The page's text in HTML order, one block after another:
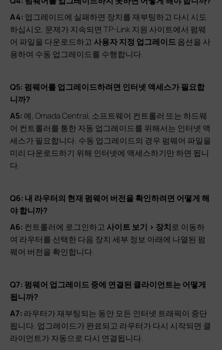
A4: 업그레이드에 실패하면 장치를 재부팅하고 다시 시도
하십시오. 문제가 지속되면 TP-Link 지원 사이트에서 펌웨
어 파일을 다운로드하고 사용자 지정 업그레이드옵션을 사
용하여 수동 업그레이드를 수행합니다.
Q5: 펌웨어를 업그레이드하려면 인터넷 액세스가 필요합
니까?
A5: 예, Omada Central, 소프트웨어 컨트롤러 또는 하드웨
어 컨트롤러를 통한 자동 업그레이드를 위해서는 인터넷 액
세스가 필요합니다. 수동 업그레이드의 경우 펌웨어 파일을
미리 다운로드하기 위해 인터넷에 액세스하기만 하면 됩니
다.
Q6: 내 라우터의 현재 펌웨어 버전을 확인하려면 어떻게 해
야 합니까?
A6: 컨트롤러에 로그인하고 사이트 보기 > 장치로 이동하
여 라우터를 선택한 다음 장치 세부 정보 아래에 나열된 펌
웨어 버전을 확인합니다.
Q7: 펌웨어 업그레이드 중에 연결된 클라이언트는 어떻게
됩니까?
A7: 라우터가 재부팅되는 동안 모든 인터넷 트래픽이 중단
됩니다. 업그레이드가 완료되고 라우터가 다시 시작되면 클
라이언트가 자동으로 다시 연결됩니다.